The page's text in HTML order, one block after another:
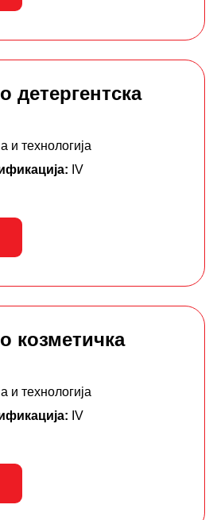
детергентска
и технологија
IV
козметичка
и технологија
IV